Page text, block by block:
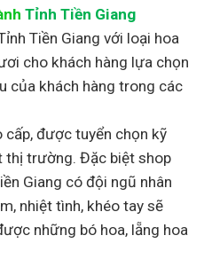
Tỉnh Tiền Giang
Tiền Giang với loại hoa
cho khách hàng lựa chọn
của khách hàng trong các
được tuyển chọn kỹ
thị trường. Đặc biệt shop
Giang có đội ngũ nhân
nhiệt tình, khéo tay sẽ
những bó hoa, lẵng hoa